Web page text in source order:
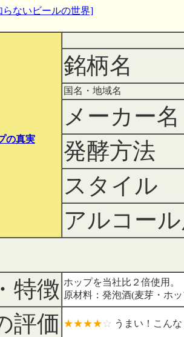
らないビールの世界]
の真実
銘柄名
国名・地域名
メーカー
発酵方法
スタイル
アルコー
特徴 ホップを当社比２倍使用。
原材料：発泡酒(麦芽・ホ
評価 ★★★★☆ うまい！こん